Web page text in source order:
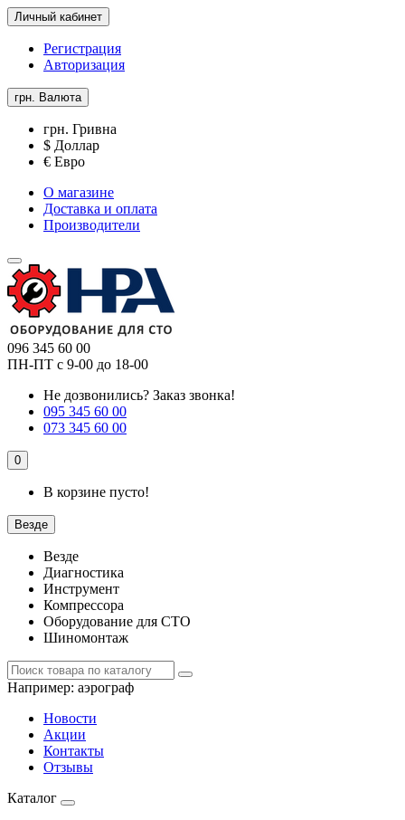
Личный кабинет
Регистрация
Авторизация
грн. Валюта
грн. Гривна
$ Доллар
€ Евро
О магазине
Доставка и оплата
Производители
096 345 60 00
ПН-ПТ с 9-00 до 18-00
Не дозвонились? Заказ звонка!
095 345 60 00
073 345 60 00
0
В корзине пусто!
Везде
Везде
Диагностика
Инструмент
Компрессора
Оборудование для СТО
Шиномонтаж
Например: аэрограф
Новости
Акции
Контакты
Отзывы
Каталог